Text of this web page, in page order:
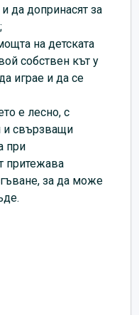
да допринасят за
на детската
собствен кът у
играе и да се
е лесно, с
и свързващи
при
притежава
за да може